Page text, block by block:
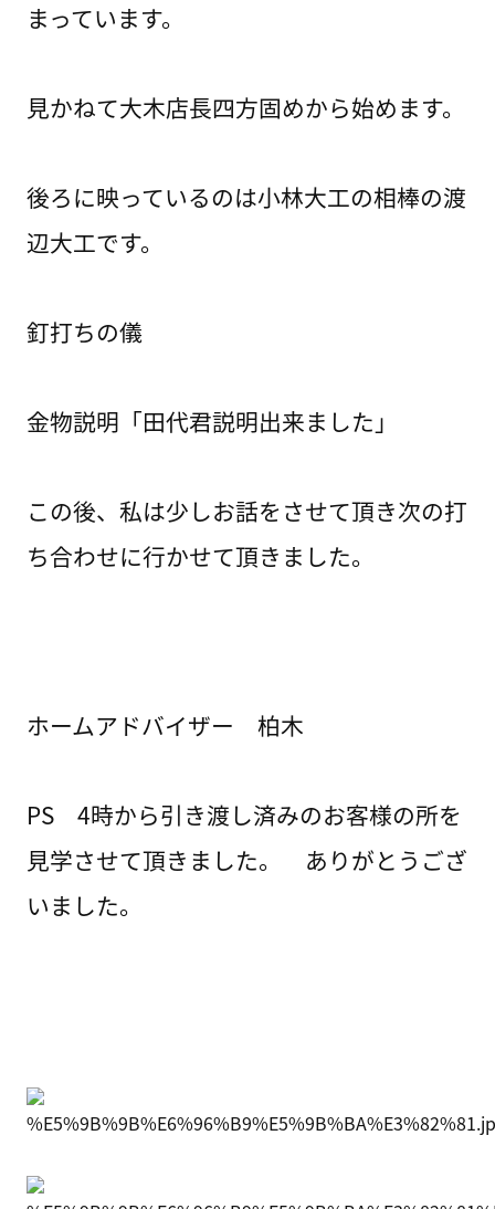
まっています。
見かねて大木店長四方固めから始めます。
後ろに映っているのは小林大工の相棒の渡
辺大工です。
釘打ちの儀
金物説明「田代君説明出来ました」
この後、私は少しお話をさせて頂き次の打
ち合わせに行かせて頂きました。
ホームアドバイザー 柏木
PS 4時から引き渡し済みのお客様の所を
見学させて頂きました。 ありがとうござ
いました。